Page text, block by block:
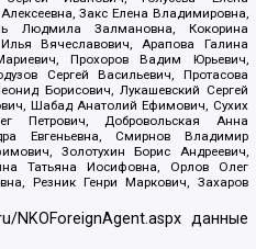
Закс Елена Владимировна,
Людмила Залмановна, Кокорина
Вячеславович, Арапова Галина
Прохоров Вадим Юрьевич,
Сергей Васильевич, Протасова
Борисович, Лукашевский Сергей
Шабад Анатолий Ефимович, Сухих
Петрович, Добровольская Анна
Евгеньевна, Смирнов Владимир
Золотухин Борис Андреевич,
Татьяна Иосифовна, Орлов Олег
Резник Генри Маркович, Захаров
NKOForeignAgent.aspxданные